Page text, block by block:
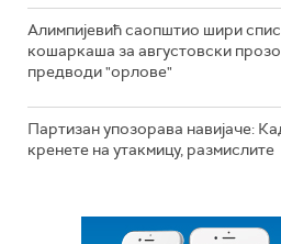
Алимпијевић саопштио шири
кошаркаша за августовски
предводи "орлове"
Партизан упозорава навијаче:
кренете на утакмицу, размислите